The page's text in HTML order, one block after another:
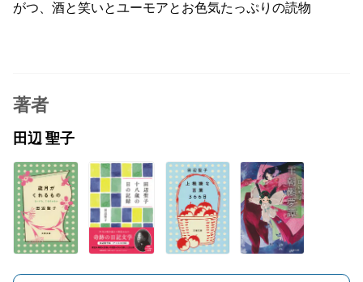
がつ、酒と笑いとユーモアとお色気たっぷりの読物
著者
田辺 聖子